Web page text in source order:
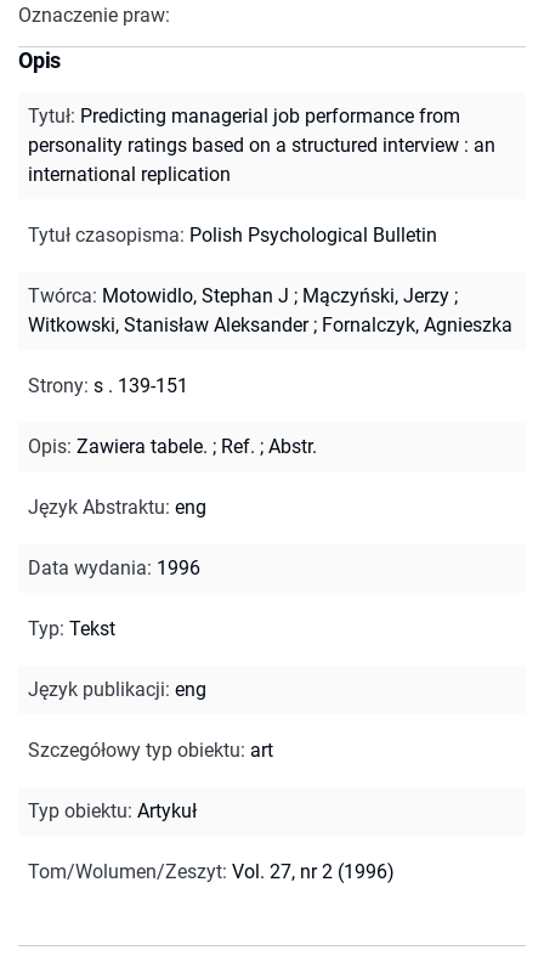
Oznaczenie praw:
Opis
Tytuł: Predicting managerial job performance from
personality ratings based on a structured interview : an
international replication
Tytuł czasopisma: Polish Psychological Bulletin
Twórca: Motowidlo, Stephan J ; Mączyński, Jerzy ;
Witkowski, Stanisław Aleksander; Fornalczyk, Agnieszka
Strony: s . 139-151
Opis: Zawiera tabele. ; Ref. ; Abstr.
Język Abstraktu: eng
Data wydania: 1996
Typ: Tekst
Język publikacji: eng
Szczegółowy typ obiektu: art
Typ obiektu: Artykuł
Tom/Wolumen/Zeszyt: Vol. 27, nr 2 (1996)